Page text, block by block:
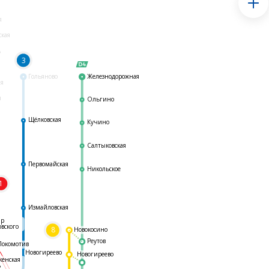
Гольяново
3
8
Железнодорожная
Ольгино
Кучино
Салтыковская
Никольское
Реутов
Измайловская
Первомайская
Щёлковская
Новогиреево
Новогиреево
Новокосино